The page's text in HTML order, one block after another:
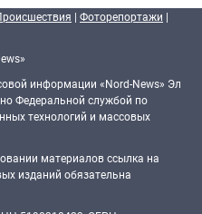
| Фоторепортажи |
информации «Nord-News» Эл
Федеральной службой по
технологий и массовых
материалов ссылка на
изданий обязательна